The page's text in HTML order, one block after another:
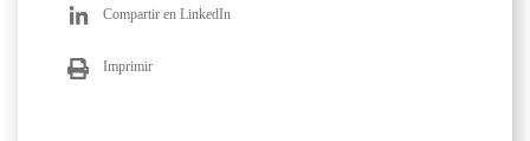
Compartir en LinkedIn
Imprimir